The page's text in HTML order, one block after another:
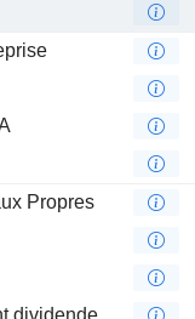
Propres
dividende